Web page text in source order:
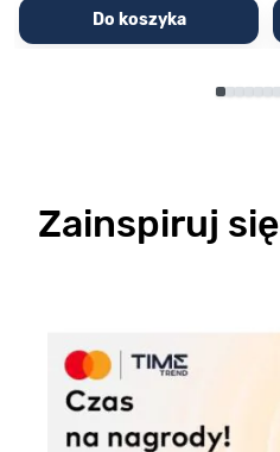
Do koszyka
Zainspiruj się